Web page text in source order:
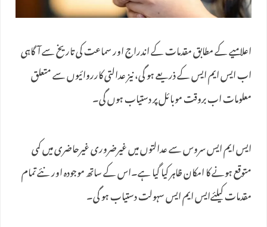
اعلامیے کے مطابق مقدمات کے اندراج اور سماعت کی تاریخ سے آگاہی
اب ایس ایم ایس کے ذریعے ہو گی، نیز عدالتی کارروائیوں سے متعلق
معلومات اب بروقت موبائل پر دستیاب ہوں گی۔
ایس ایم ایس سروس سے عدالتوں میں غیرضروری غیرحاضری میں کمی
متوقع ہونے کا امکان ظاہر کیا گیا ہے۔اس کے ساتھ موجودہ اور نئے تمام
مقدمات کیلئےایس ایم ایس سہولت دستیاب ہو گی۔